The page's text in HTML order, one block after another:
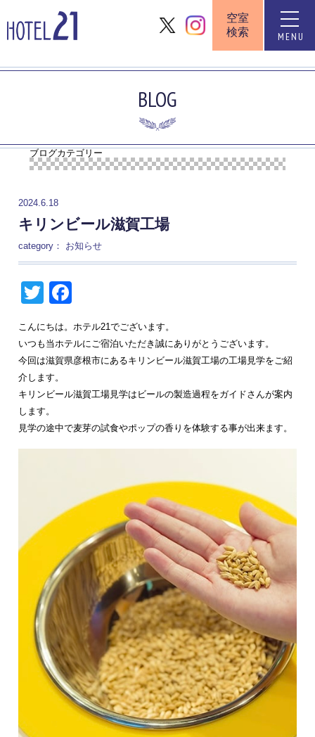
toggle
MENU
空室
検索
BLOG
ブログカテゴリー
2024.6.18
キリンビール滋賀工場
category： お知らせ
Twitter
こんにちは。ホテル21でございます。
いつも当ホテルにご宿泊いただき誠にありがとうございます。
今回は滋賀県彦根市にあるキリンビール滋賀工場の工場見学をご紹
介します。
キリンビール滋賀工場見学はビールの製造過程をガイドさんが案内
します。
見学の途中で麦芽の試食やポップの香りを体験する事が出来ます。